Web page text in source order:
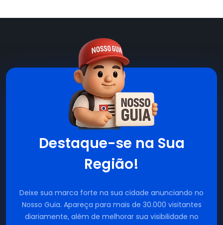
Destaque-se na Sua
Região!
Deixe sua marca forte na sua cidade anunciando no
Nosso Guia. Apareça para mais de 30.000 visitantes
diariamente, além de melhorar sua visibilidade no